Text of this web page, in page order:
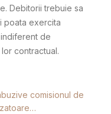
Debitorii trebuie sa
poata exercita
de
contractual.
comisionul de